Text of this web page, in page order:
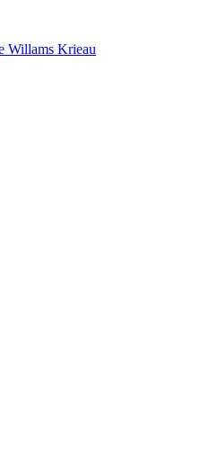
Willams Krieau